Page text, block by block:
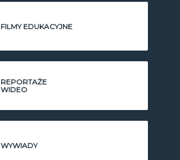
FILMY EDUKACYJNE
REPORTAŻE
WIDEO
WYWIADY